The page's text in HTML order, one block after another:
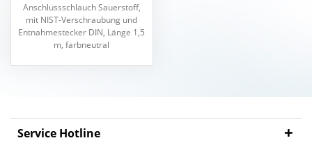
Anschlussschlauch Sauerstoff,
mit NIST-Verschraubung und
Entnahmestecker DIN, Länge 1,5
m, farbneutral
Service Hotline